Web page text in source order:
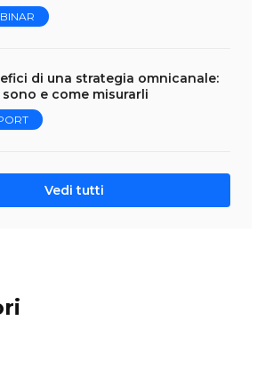
di una strategia omnicanale:
sono e come misurarli
Vedi tutti